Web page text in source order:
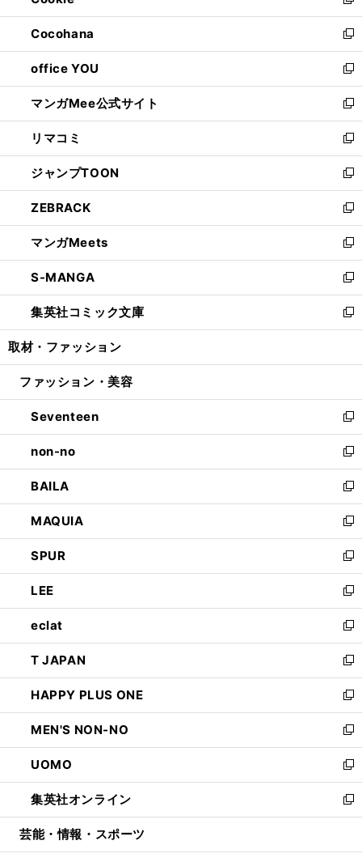
開
く
ウ
で
開
く
ン
ド
ウ
で
開
く
し
い
ウ
ィ
ン
ド
ウ
で
開
く
Cocohana
新
し
い
ウ
ィ
ン
ド
ウ
で
開
く
office YOU
新
し
い
ウ
ィ
ン
ド
ウ
で
開
く
マンガMee公式サイト
新
し
い
ウ
ィ
ン
ド
ウ
で
開
く
リマコミ
新
し
い
ウ
ィ
ン
ド
ウ
で
開
く
ジャンプTOON
新
し
い
ウ
ィ
ン
ド
ウ
で
開
ZEBRACK
新
し
い
ウ
ィ
ン
ド
ウ
開
マンガMeets
新
し
い
ウ
ィ
ン
ウ
開
く
S-MANGA
新
し
い
ウ
ン
ウ
で
開
く
集英社コミック文庫
新
し
ウ
ン
ド
ウ
で
開
く
取材・ファッション
ファッション・美容
Seventeen
新
し
い
ウ
ィ
ン
ド
ウ
で
開
く
non-no
新
し
い
ウ
ィ
ン
ド
ウ
で
開
く
BAILA
新
し
い
ウ
ィ
ン
ド
ウ
で
開
く
MAQUIA
新
し
い
ウ
ィ
ン
ド
ウ
で
開
く
SPUR
新
し
い
ウ
ィ
ン
ド
ウ
で
開
く
LEE
新
し
い
ウ
ィ
ン
ド
ウ
で
開
く
eclat
新
し
い
ウ
ィ
ン
ド
ウ
で
開
く
T JAPAN
新
し
い
ウ
ィ
ン
ド
ウ
で
開
HAPPY PLUS ONE
新
し
い
ウ
ィ
ン
ド
ウ
開
MEN'S NON-NO
新
し
い
ウ
ィ
ン
ウ
UOMO
新
し
い
ウ
ン
集英社オンライン
新
し
ウ
芸能・情報・スポーツ